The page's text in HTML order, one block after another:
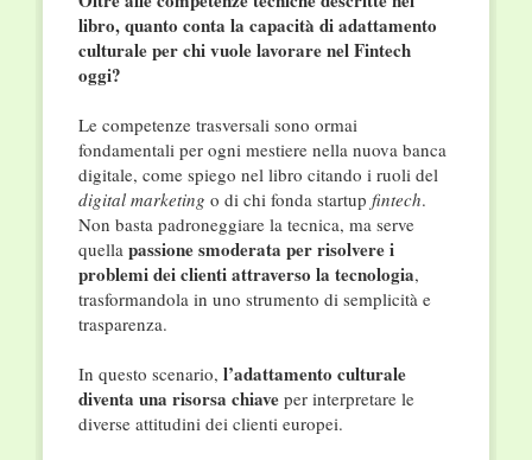
libro, quanto conta la capacità di adattamento
culturale per chi vuole lavorare nel Fintech
oggi?
Le competenze trasversali sono ormai
fondamentali per ogni mestiere nella nuova banca
digitale, come spiego nel libro citando i ruoli del
digital marketing o di chi fonda startup fintech.
Non basta padroneggiare la tecnica, ma serve
quella passione smoderata per risolvere i
problemi dei clienti attraverso la tecnologia,
trasformandola in uno strumento di semplicità e
trasparenza.
In questo scenario, l’adattamento culturale
diventa una risorsa chiaveper interpretare le
diverse attitudini dei clienti europei.